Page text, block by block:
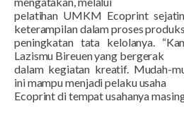
pelatihan UMKM Ecoprint
keterampilan dalam proses
peningkatan tata kelolanya. “
Lazismu Bireuen yang bergerak
dalam kegiatan kreatif. Mudah-
inimampu menjadi pelaku usaha
Ecoprint di tempat usahanya